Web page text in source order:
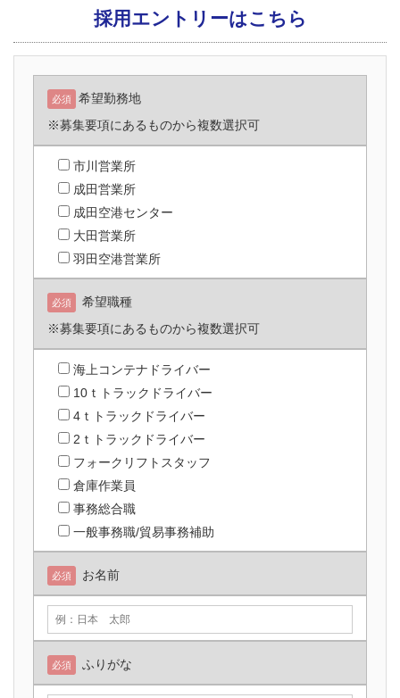
採用エントリーはこちら
必須
希望勤務地
※募集要項にあるものから複数選択可
市川営業所
成田営業所
成田空港センター
大田営業所
羽田空港営業所
必須
希望職種
※募集要項にあるものから複数選択可
海上コンテナドライバー
10ｔトラックドライバー
4ｔトラックドライバー
2ｔトラックドライバー
フォークリフトスタッフ
倉庫作業員
事務総合職
一般事務職/貿易事務補助
必須 お名前
必須 ふりがな